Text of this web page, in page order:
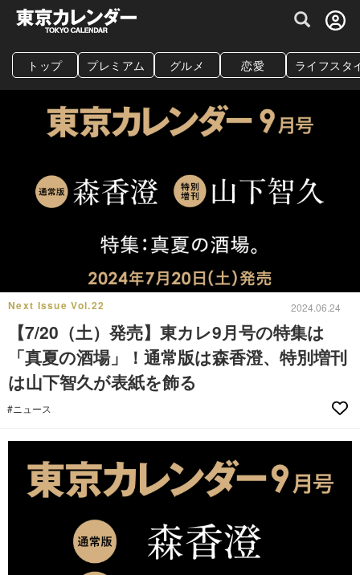
グルメ情報・プレミアムレストラン予約
トップ プレミアム グルメ 恋愛 ライフスタ
Next Issue Vol.22 2024.06.24
【7/20（土）発売】東カレ9月号の特集は
「真夏の酒場」！通常版は森香澄、特別増刊
は山下智久が表紙を飾る
#ニュース